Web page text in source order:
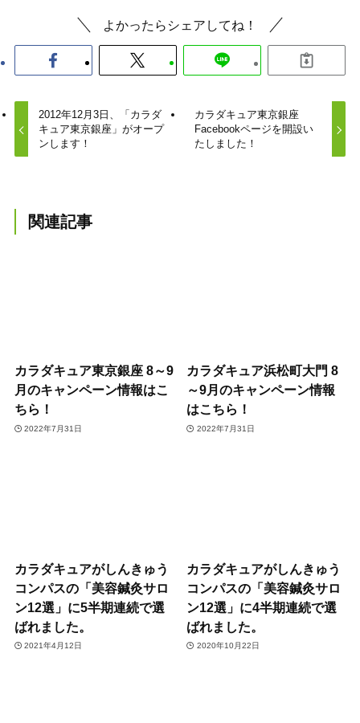
よかったらシェアしてね！
2012年12月3日、「カラダ
キュア東京銀座」がオープ
ンします！
カラダキュア東京銀座
Facebookページを開設い
たしました！
関連記事
カラダキュア東京銀座 8～9
月のキャンペーン情報はこ
ちら！
2022年7月31日
カラダキュア浜松町大門 8
～9月のキャンペーン情報
はこちら！
2022年7月31日
カラダキュアがしんきゅう
コンパスの「美容鍼灸サロ
ン12選」に5半期連続で選
ばれました。
2021年4月12日
カラダキュアがしんきゅう
コンパスの「美容鍼灸サロ
ン12選」に4半期連続で選
ばれました。
2020年10月22日